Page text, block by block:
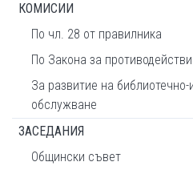
КОМИСИИ
По чл. 28 от правилника
По Закона за
За развитие на
обслужване
ЗАСЕДАНИЯ
Общински съвет